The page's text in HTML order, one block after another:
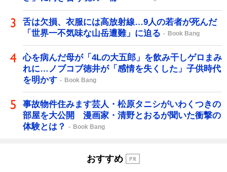
舌は欠損、衣服には高放射線…9人の若者が死んだ
「世界一不気味な山岳遭難」に迫る
Book Bang
心を病んだ母が「4Lの大五郎」を飲み干しゲロまみ
れに…ノブコブ徳井が「感情を失くした」子供時代
を明かす
Book Bang
事故物件住みます芸人・松原タニシがいわくつきの
部屋を大公開 漫画家・清野とおるが聞いた衝撃の
体験とは？
Book Bang
おすすめ